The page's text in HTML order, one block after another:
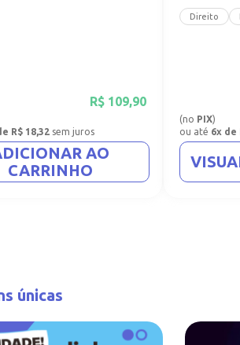
R$ 109,90
R$ 18,32 sem juros
AO
CARRINHO
Direito
(no PIX)
ou até 6x de
únicas